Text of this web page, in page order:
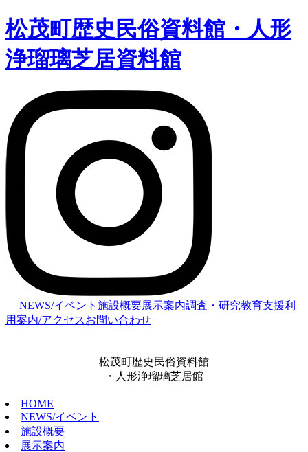
松茂町歴史民俗資料館・人形
浄瑠璃芝居資料館
NEWS/イベント 施設概要展示案内調査・研究教育支援利
用案内/アクセスお問い合わせ
松茂町歴史民俗資料館
・人形浄瑠璃芝居館
HOME
NEWS/イベント
施設概要
展示案内